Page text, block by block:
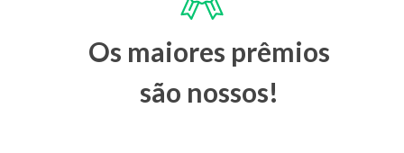
Os maiores prêmios
são nossos!